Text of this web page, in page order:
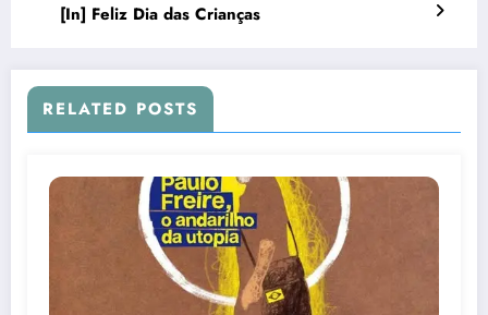
[In] Feliz Dia das Crianças
RELATED POSTS